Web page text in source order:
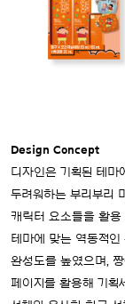
Design Concept
디자인은 기획된 테마
두려워하는 부리부리
캐릭터 요소들을 활용
테마에 맞는 역동적인
완성도를 높였으며,
페이지를 활용해 기획